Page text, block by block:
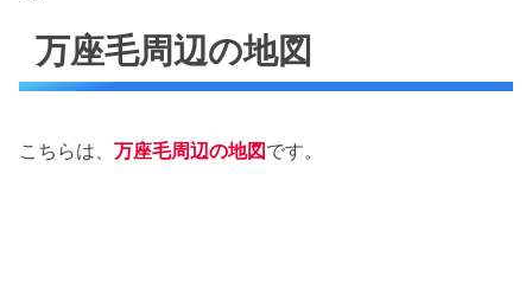
万座毛周辺の地図
こちらは、 万座毛周辺の地図です。